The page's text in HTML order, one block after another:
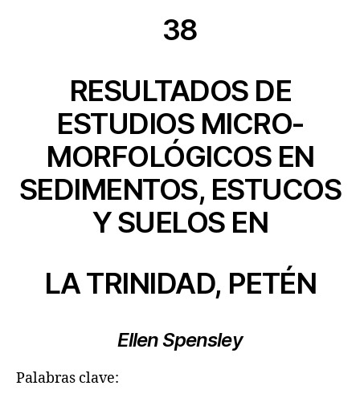
38
RESULTADOS DE
ESTUDIOS MICRO-
MORFOLÓGICOS EN
SEDIMENTOS, ESTUCOS
Y SUELOS EN
LA TRINIDAD, PETÉN
Ellen Spensley
Palabras clave: